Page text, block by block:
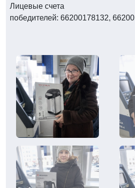
Лицевые счета
победителей: 66200178132,